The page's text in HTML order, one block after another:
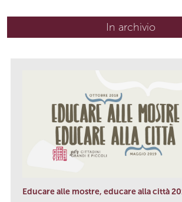
In archivio
Educare alle mostre, educare alla città